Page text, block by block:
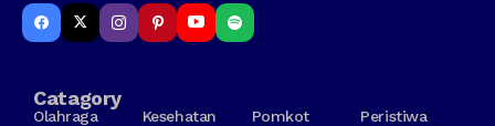
Catagory
Olahraga Kesehatan Pomkot
Peristiwa